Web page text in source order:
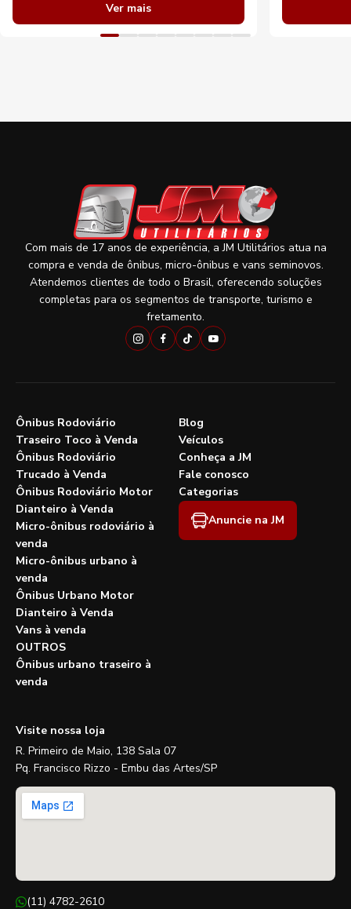
Ver mais
Com mais de 17 anos de experiência, a JM Utilitários atua na
compra e venda de ônibus, micro-ônibus e vans seminovos.
Atendemos clientes de todo o Brasil, oferecendo soluções
completas para os segmentos de transporte, turismo e
fretamento.
Ônibus Rodoviário
Traseiro Toco à Venda
Ônibus Rodoviário
Trucado à Venda
Ônibus Rodoviário Motor
Dianteiro à Venda
Micro-ônibus rodoviário à
venda
Micro-ônibus urbano à
venda
Ônibus Urbano Motor
Dianteiro à Venda
Vans à venda
OUTROS
Ônibus urbano traseiro à
venda
Blog
Veículos
Conheça a JM
Fale conosco
Categorias
Anuncie na JM
Visite nossa loja
R. Primeiro de Maio, 138 Sala 07
Pq. Francisco Rizzo - Embu das Artes/SP
(11) 4782-2610